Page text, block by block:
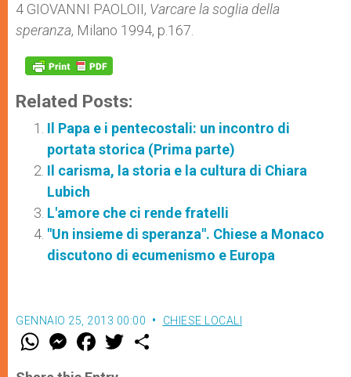
4 GIOVANNI PAOLOII, Varcare la soglia della
speranza, Milano 1994, p.167.
Related Posts:
Il Papa e i pentecostali: un incontro di
portata storica (Prima parte)
Il carisma, la storia e la cultura di Chiara
Lubich
L'amore che ci rende fratelli
"Un insieme di speranza". Chiese a Monaco
discutono di ecumenismo e Europa
GENNAIO 25, 2013 00:00 CHIESE LOCALI
W
t
M
e
s
F
a
e
w